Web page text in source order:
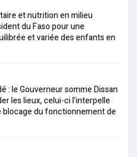
et nutrition en milieu
du Faso pour une
et variée des enfants en
: le Gouverneur somme Dissan
les lieux, celui-ci l’interpelle
blocage du fonctionnement de